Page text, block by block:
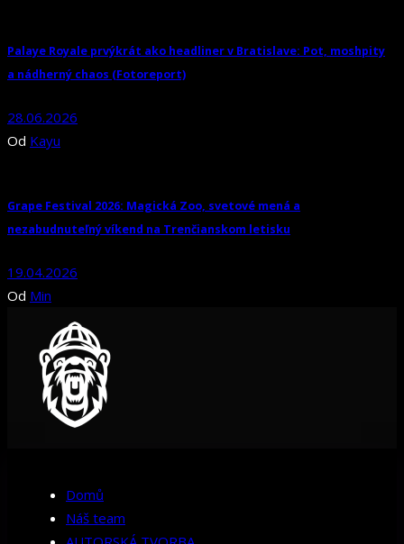
Palaye Royale prvýkrát ako headliner v Bratislave: Pot, moshpity
a nádherný chaos (Fotoreport)
28.06.2026
Od Kayu
Grape Festival 2026: Magická Zoo, svetové mená a
nezabudnuteľný víkend na Trenčianskom letisku
19.04.2026
Od Min
Domů
Náš team